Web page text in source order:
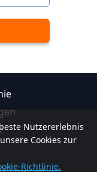
Nutzererlebnis
Cookies zur
Richtlinie.